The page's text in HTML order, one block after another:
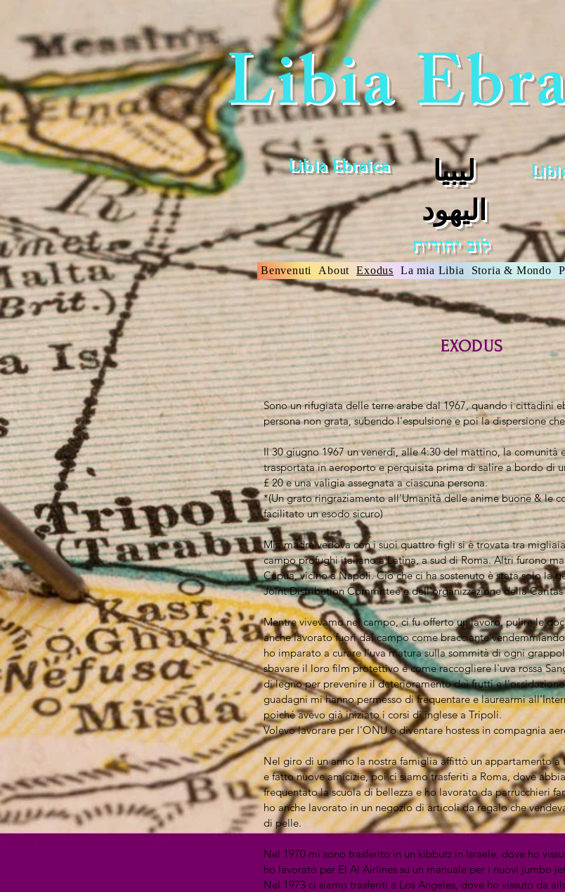
Libia
Libia Ebraica
ليبيا
اليهود
לוב יהודית
Benvenuti About Exodus La mia Libia Storia & Mondo
EXODUS
Sono un rifugiata delle terre arabe dal 1967, quando i cittadini
persona non grata, subendo l'espulsione e poi la dispersione
Il 30 giugno 1967 un venerdì, alle 4:30 del mattino, la comunità
trasportata in aeroporto e perquisita prima di salire a bordo di
£ 20 e una valigia assegnata a ciascuna persona.
*(Un grato ringraziamento all'Umanità delle anime buone & le
facilitato un esodo sicuro)
Mia madre vedova con i suoi quattro figli si è trovata tra
campo profughi italiano a Latina, a sud di Roma. Altri furono
Capua, vicino a Napoli. Ciò che ci ha sostenuto è stata solo la
Joint Distribution Committee e dell'organizzazione della Caritas
Mentre vivevamo nel campo, ci fu offerto un lavoro, pulire le
anche lavorato fuori dal campo come bracciante
ho imparato a curare l'uva matura sulla sommità di ogni
sbavare il loro film protettivo e come raccogliere l'uva rossa
di legno per prevenire il deterioramento dei frutti e
guadagni mi hanno permesso di frequentare e laurearmi
poiché avevo già iniziato i corsi di inglese a Tripoli.
Volevo lavorare per l'ONU o diventare hostess in compagnia
Nel giro di un anno la nostra famiglia affittò un appartamento
e fatto nuove amicizie, poi ci siamo trasferiti a Roma, dove
frequentato la scuola di bellezza e ho lavorato da parrucchieri
ho anche lavorato in un negozio di articoli da regalo che
di pelle.
Nel 1970 mi sono trasferito in un kibbutz in Israele, dove ho
ho lavorato per El Al Airlines su un manuale per i nuovi jumbo
Nel 1973 ci siamo trasferiti a Los Angeles, dove ho vissuto da